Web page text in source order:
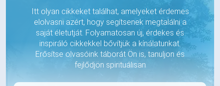
Itt olyan cikkeket találhat, amelyeket érdemes
elolvasni azért, hogy segítsenek megtalálni a
saját életutját. Folyamatosan új, érdekes és
inspiráló cikkekkel bővítjük a kínálatunkat.
Erősítse olvasóink táborát Ön is, tanuljon és
fejlődjön spirituálisan